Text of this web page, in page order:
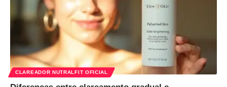
CLAREADOR NUTRALFIT OFICIAL